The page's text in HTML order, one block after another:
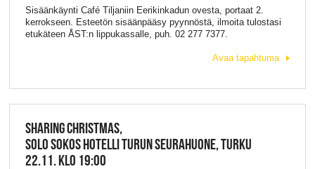
Sisäänkäynti Café Tiljaniin Eerikinkadun ovesta, portaat 2.
kerrokseen. Esteetön sisäänpääsy pyynnöstä, ilmoita tulostasi
etukäteen ÅST:n lippukassalle, puh. 02 277 7377.
Avaa tapahtuma
SHARING CHRISTMAS,
SOLO SOKOS HOTELLI TURUN SEURAHUONE, TURKU
22.11. KLO 19:00